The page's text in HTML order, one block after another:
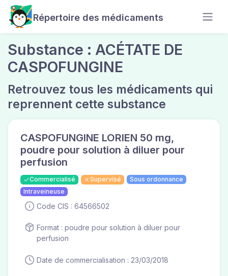
Répertoire des médicaments
Substance : ACÉTATE DE
CASPOFUNGINE
Retrouvez tous les médicaments qui
reprennent cette substance
CASPOFUNGINE LORIEN 50 mg,
poudre pour solution à diluer pour
perfusion
Commercialisé Supervisé
Sous ordonnance
Intraveineuse
Code CIS : 64566502
Format : poudre pour solution à diluer pour
perfusion
Date de commercialisation : 23/03/2018